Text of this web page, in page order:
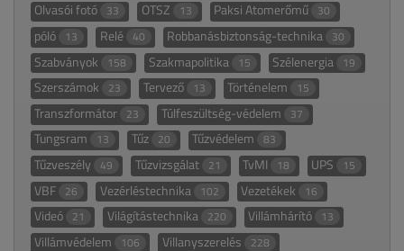
Olvasói fotó 33 OTSZ 13 Paksi Atomerőmű 30
póló 13 Relé 40 Robbanásbiztonság-technika 30
Szabványok 158 Szakmapolitika 15 Szélenergia 19
Szerszámok 23 Tervező 13 Történelem 15
Transzformátor 23 Túlfeszültség-védelem 37
Tungsram 13 Tűz 20 Tűzvédelem 83
Tűzveszély 49 Tűzvizsgálat 21 TvMI 18 UPS 15
VBF 26 Vezérléstechnika 102 Vezetékek 16
Videó 21 Világítástechnika 220 Villámhárító 13
Villámvédelem 106 Villanyszerelés 228